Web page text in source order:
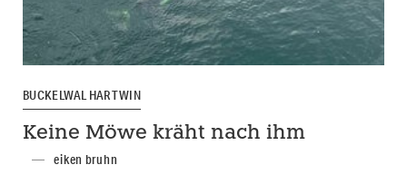
BUCKELWAL HARTWIN
Keine Möwe kräht nach ihm
eiken bruhn